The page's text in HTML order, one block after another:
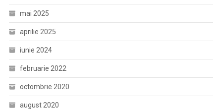
mai 2025
aprilie 2025
iunie 2024
februarie 2022
octombrie 2020
august 2020